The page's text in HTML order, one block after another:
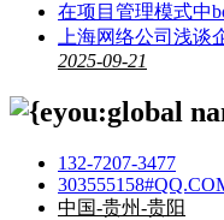
在项目管理模式中
上海网络公司浅谈
2025-09-21
132-7207-3477
中国-贵州-贵阳